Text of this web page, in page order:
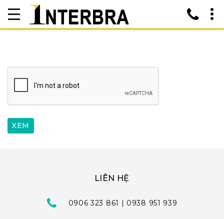
LIÊN HỆ
0906 323 861 | 0938 951 939